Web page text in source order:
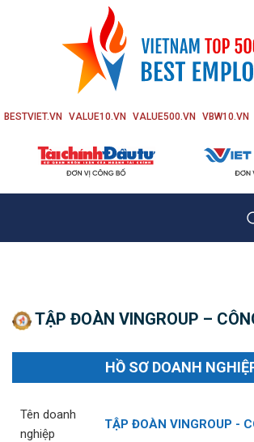
BESTVIET.VN VALUE10.VN VALUE500.VN VBW10.VN
TẬP ĐOÀN VINGROUP –
HỒ SƠ DOANH
Tên doanh
nghiệp
TẬP ĐOÀN VINGROUP -